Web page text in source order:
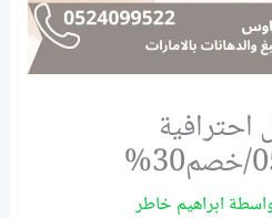
ابراهيم خاطر